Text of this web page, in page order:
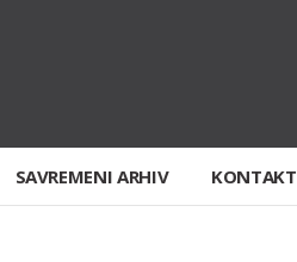
SAVREMENI ARHIV KONTAKT